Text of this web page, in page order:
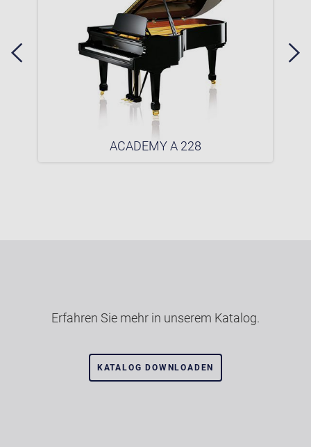
ACADEMY A 228
Erfahren Sie mehr in unserem Katalog.
KATALOG DOWNLOADEN